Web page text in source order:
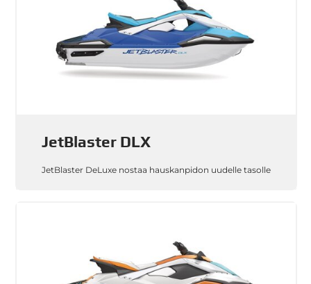
JetBlaster DLX
JetBlaster DeLuxe nostaa hauskanpidon uudelle tasolle